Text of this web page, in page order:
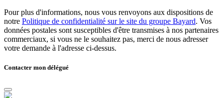
Pour plus d'informations, nous vous renvoyons aux dispositions de
notre Politique de confidentialité sur le site du groupe Bayard. Vos
données postales sont susceptibles d'être transmises à nos partenaires
commerciaux, si vous ne le souhaitez pas, merci de nous adresser
votre demande à l'adresse ci-dessus.
Contacter mon délégué